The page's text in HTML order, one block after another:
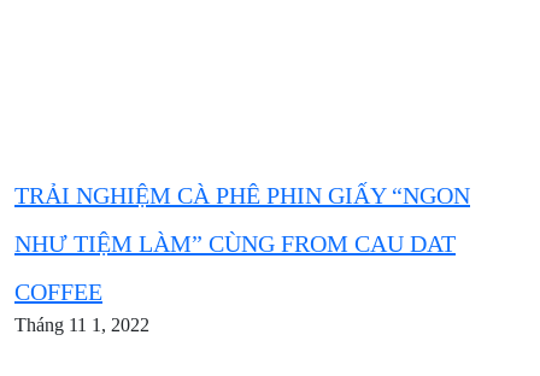
TRẢI NGHIỆM CÀ PHÊ PHIN GIẤY “NGON
NHƯ TIỆM LÀM” CÙNG FROM CAU DAT
COFFEE
Tháng 11 1, 2022